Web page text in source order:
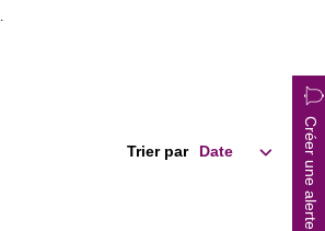
Créer une alerte
Trier par